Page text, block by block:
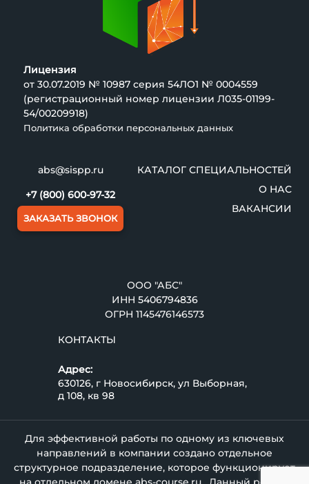
Лицензия
от 30.07.2019 № 10987 серия 54ЛО1 № 0004559
(регистрационный номер лицензии Л035-01199-
54/00209918)
Политика обработки персональных данных
КАТАЛОГ СПЕЦИАЛЬНОСТЕЙ
О НАС
ВАКАНСИИ
ООО "АБС"
ИНН 5406794836
ОГРН 1145476146573
КОНТАКТЫ
Адрес:
630126, г Новосибирск, ул Выборная,
д 108, кв 98
abs@sispp.ru
+7 (800) 600-97-32
ЗАКАЗАТЬ ЗВОНОК
Для эффективной работы по одному из ключевых
направлений в компании создано отдельное
структурное подразделение, которое функционирует